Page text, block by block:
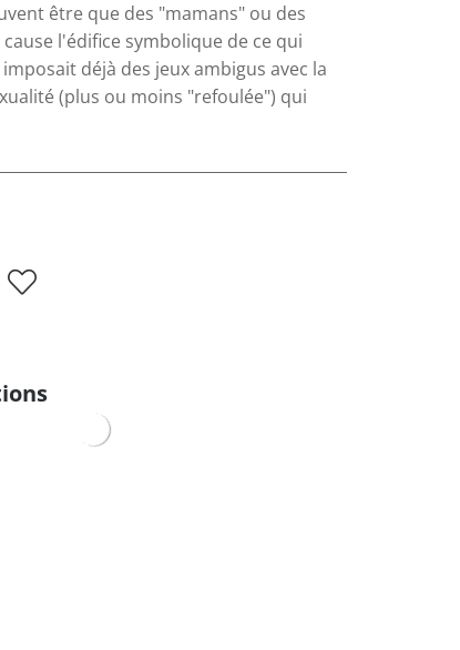
être que des "mamans" ou des
l'édifice symbolique de ce qui
déjà des jeux ambigus avec la
(plus ou moins "refoulée") qui